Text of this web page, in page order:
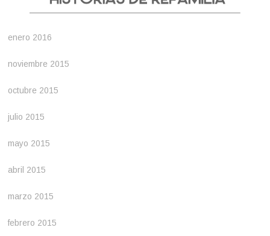
enero 2016
noviembre 2015
octubre 2015
julio 2015
mayo 2015
abril 2015
marzo 2015
febrero 2015